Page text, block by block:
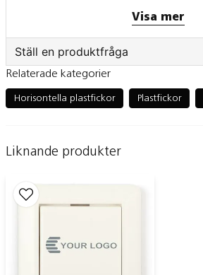
Visa mer
Ställ en produktfråga
Fråga oss något om denna
name
Relaterade kategorier
Horisontella plastfickor Plastfickor
Liknande produkter